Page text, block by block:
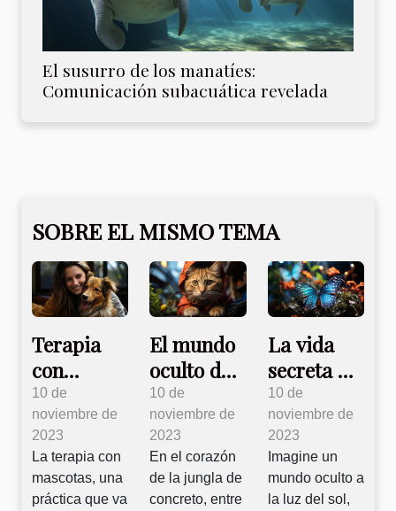
El susurro de los manatíes:
Comunicación subacuática revelada
SOBRE EL MISMO TEMA
Terapia
con
mascotas:
Sanando
con amor
animal
10 de
noviembre de
2023
La terapia con
mascotas, una
práctica que va
El mundo
oculto de
los felinos
urbanos
10 de
noviembre de
2023
En el corazón
de la jungla de
concreto, entre
La vida
secreta de
las
mariposas
nocturnas
10 de
noviembre de
2023
Imagine un
mundo oculto a
la luz del sol,